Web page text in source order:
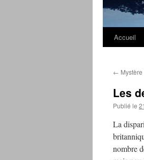
Accueil
←
Les
Publié le
La
nombre